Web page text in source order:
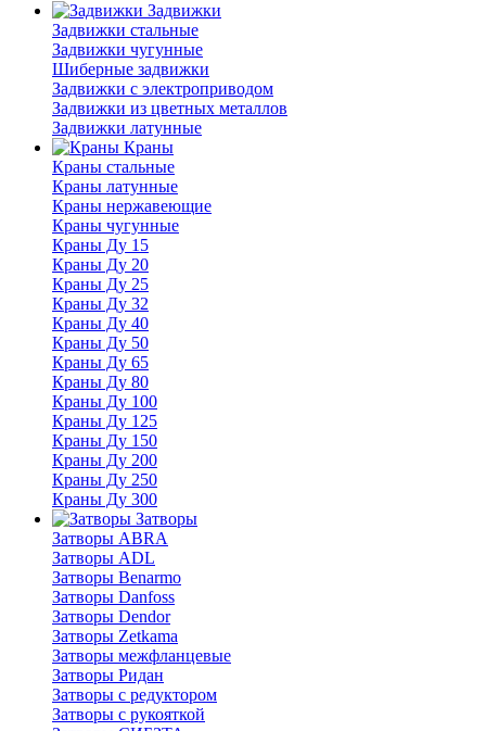
Задвижки
Задвижки стальные
Задвижки чугунные
Шиберные задвижки
Задвижки с электроприводом
Задвижки из цветных металлов
Задвижки латунные
Краны
Краны стальные
Краны латунные
Краны нержавеющие
Краны чугунные
Краны Ду 15
Краны Ду 20
Краны Ду 25
Краны Ду 32
Краны Ду 40
Краны Ду 50
Краны Ду 65
Краны Ду 80
Краны Ду 100
Краны Ду 125
Краны Ду 150
Краны Ду 200
Краны Ду 250
Краны Ду 300
Затворы
Затворы ABRA
Затворы ADL
Затворы Benarmo
Затворы Danfoss
Затворы Dendor
Затворы Zetkama
Затворы межфланцевые
Затворы Ридан
Затворы с редуктором
Затворы с рукояткой